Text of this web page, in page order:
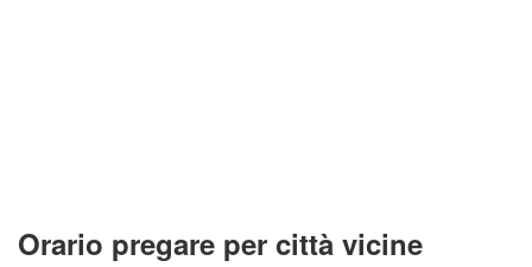
Orario pregare per città vicine